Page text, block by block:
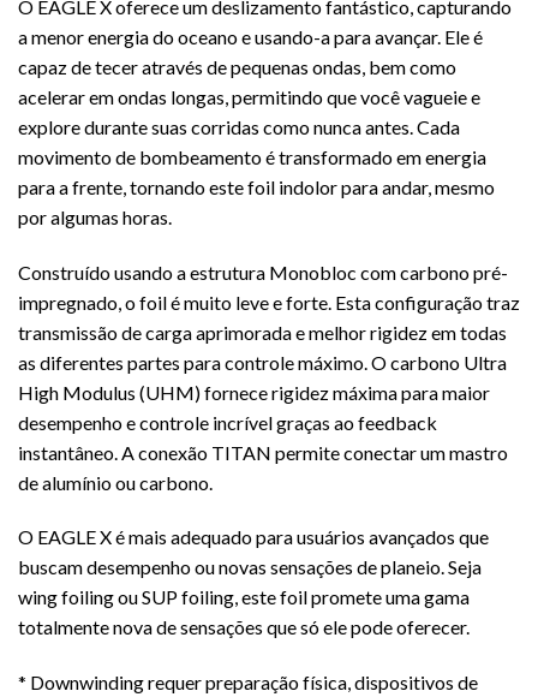
O EAGLE X oferece um deslizamento fantástico, capturando
a menor energia do oceano e usando-a para avançar. Ele é
capaz de tecer através de pequenas ondas, bem como
acelerar em ondas longas, permitindo que você vagueie e
explore durante suas corridas como nunca antes. Cada
movimento de bombeamento é transformado em energia
para a frente, tornando este foil indolor para andar, mesmo
por algumas horas.
Construído usando a estrutura Monobloc com carbono pré-
impregnado, o foil é muito leve e forte. Esta configuração traz
transmissão de carga aprimorada e melhor rigidez em todas
as diferentes partes para controle máximo. O carbono Ultra
High Modulus (UHM) fornece rigidez máxima para maior
desempenho e controle incrível graças ao feedback
instantâneo. A conexão TITAN permite conectar um mastro
de alumínio ou carbono.
O EAGLE X é mais adequado para usuários avançados que
buscam desempenho ou novas sensações de planeio. Seja
wing foiling ou SUP foiling, este foil promete uma gama
totalmente nova de sensações que só ele pode oferecer.
* Downwinding requer preparação física, dispositivos de